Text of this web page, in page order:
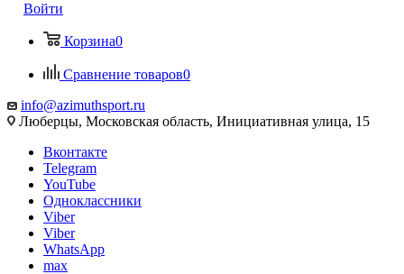
Войти
Корзина0
Сравнение товаров0
info@azimuthsport.ru
Люберцы, Московская область, Инициативная улица, 15
Вконтакте
Telegram
YouTube
Одноклассники
Viber
Viber
WhatsApp
max